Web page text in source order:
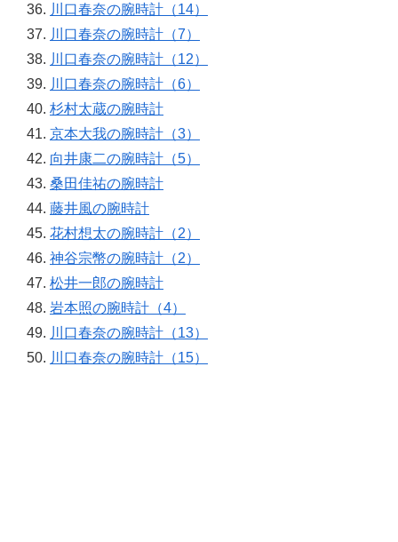
川口春奈の腕時計（14）
川口春奈の腕時計（7）
川口春奈の腕時計（12）
川口春奈の腕時計（6）
杉村太蔵の腕時計
京本大我の腕時計（3）
向井康二の腕時計（5）
桑田佳祐の腕時計
藤井風の腕時計
花村想太の腕時計（2）
神谷宗幣の腕時計（2）
松井一郎の腕時計
岩本照の腕時計（4）
川口春奈の腕時計（13）
川口春奈の腕時計（15）